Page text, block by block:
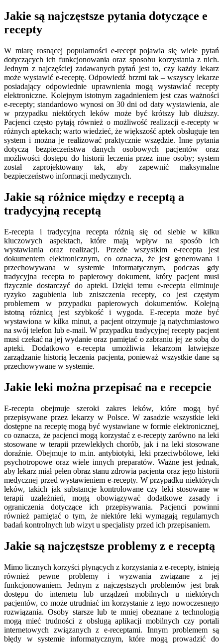
Jakie są najczęstsze pytania dotyczące e
recepty
W miarę rosnącej popularności e-recept pojawia się wiele pytań
dotyczących ich funkcjonowania oraz sposobu korzystania z nich.
Jednym z najczęściej zadawanych pytań jest to, czy każdy lekarz
może wystawić e-receptę. Odpowiedź brzmi tak – wszyscy lekarze
posiadający odpowiednie uprawnienia mogą wystawiać recepty
elektroniczne. Kolejnym istotnym zagadnieniem jest czas ważności
e-recepty; standardowo wynosi on 30 dni od daty wystawienia, ale
w przypadku niektórych leków może być krótszy lub dłuższy.
Pacjenci często pytają również o możliwość realizacji e-recepty w
różnych aptekach; warto wiedzieć, że większość aptek obsługuje ten
system i można je realizować praktycznie wszędzie. Inne pytania
dotyczą bezpieczeństwa danych osobowych pacjentów oraz
możliwości dostępu do historii leczenia przez inne osoby; system
został zaprojektowany tak, aby zapewnić maksymalne
bezpieczeństwo informacji medycznych.
Jakie są różnice między e receptą a
tradycyjną receptą
E-recepta i tradycyjna recepta różnią się od siebie w kilku
kluczowych aspektach, które mają wpływ na sposób ich
wystawiania oraz realizacji. Przede wszystkim e-recepta jest
dokumentem elektronicznym, co oznacza, że jest generowana i
przechowywana w systemie informatycznym, podczas gdy
tradycyjna recepta to papierowy dokument, który pacjent musi
fizycznie dostarczyć do apteki. Dzięki temu e-recepta eliminuje
ryzyko zagubienia lub zniszczenia recepty, co jest częstym
problemem w przypadku papierowych dokumentów. Kolejną
istotną różnicą jest szybkość i wygoda. E-recepta może być
wystawiona w kilka minut, a pacjent otrzymuje ją natychmiastowo
na swój telefon lub e-mail. W przypadku tradycyjnej recepty pacjent
musi czekać na jej wydanie oraz pamiętać o zabraniu jej ze sobą do
apteki. Dodatkowo e-recepta umożliwia lekarzom łatwiejsze
zarządzanie historią leczenia pacjenta, ponieważ wszystkie dane są
przechowywane w systemie.
Jakie leki można przepisać na e recepcie
E-recepta obejmuje szeroki zakres leków, które mogą być
przepisywane przez lekarzy w Polsce. W zasadzie wszystkie leki
dostępne na receptę mogą być wystawiane w formie elektronicznej,
co oznacza, że pacjenci mogą korzystać z e-recepty zarówno na leki
stosowane w terapii przewlekłych chorób, jak i na leki stosowane
doraźnie. Obejmuje to m.in. antybiotyki, leki przeciwbólowe, leki
psychotropowe oraz wiele innych preparatów. Ważne jest jednak,
aby lekarz miał pełen obraz stanu zdrowia pacjenta oraz jego historii
medycznej przed wystawieniem e-recepty. W przypadku niektórych
leków, takich jak substancje kontrolowane czy leki stosowane w
terapii uzależnień, mogą obowiązywać dodatkowe zasady i
ograniczenia dotyczące ich przepisywania. Pacjenci powinni
również pamiętać o tym, że niektóre leki wymagają regularnych
badań kontrolnych lub wizyt u specjalisty przed ich przepisaniem.
Jakie są najczęstsze problemy z e receptą
Mimo licznych korzyści płynących z korzystania z e-recepty, istnieją
również pewne problemy i wyzwania związane z jej
funkcjonowaniem. Jednym z najczęstszych problemów jest brak
dostępu do internetu lub urządzeń mobilnych u niektórych
pacjentów, co może utrudniać im korzystanie z tego nowoczesnego
rozwiązania. Osoby starsze lub te mniej obeznane z technologią
mogą mieć trudności z obsługą aplikacji mobilnych czy portali
internetowych związanych z e-receptami. Innym problemem są
błędy w systemie informatycznym, które mogą prowadzić do